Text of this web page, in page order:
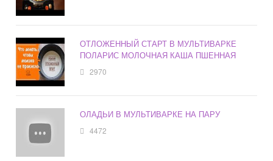
ОТЛОЖЕННЫЙ СТАРТ В МУЛЬТИВАРКЕ
ПОЛАРИС МОЛОЧНАЯ КАША ПШЕННАЯ
2970
ОЛАДЬИ В МУЛЬТИВАРКЕ НА ПАРУ
4472